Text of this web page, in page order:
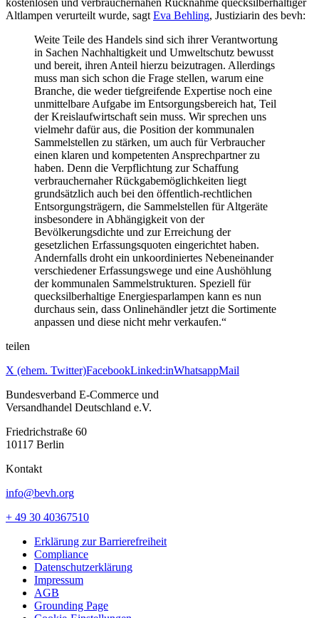
Altlampen verurteilt wurde, sagt Eva Behling, Justiziarin des bevh:
Weite Teile des Handels sind sich ihrer Verantwortung
in Sachen Nachhaltigkeit und Umweltschutz bewusst
und bereit, ihren Anteil hierzu beizutragen. Allerdings
muss man sich schon die Frage stellen, warum eine
Branche, die weder tiefgreifende Expertise noch eine
unmittelbare Aufgabe im Entsorgungsbereich hat, Teil
der Kreislaufwirtschaft sein muss. Wir sprechen uns
vielmehr dafür aus, die Position der kommunalen
Sammelstellen zu stärken, um auch für Verbraucher
einen klaren und kompetenten Ansprechpartner zu
haben. Denn die Verpflichtung zur Schaffung
verbrauchernaher Rückgabemöglichkeiten liegt
grundsätzlich auch bei den öffentlich-rechtlichen
Entsorgungsträgern, die Sammelstellen für Altgeräte
insbesondere in Abhängigkeit von der
Bevölkerungsdichte und zur Erreichung der
gesetzlichen Erfassungsquoten eingerichtet haben.
Andernfalls droht ein unkoordiniertes Nebeneinander
verschiedener Erfassungswege und eine Aushöhlung
der kommunalen Sammelstrukturen. Speziell für
quecksilberhaltige Energiesparlampen kann es nun
durchaus sein, dass Onlinehändler jetzt die Sortimente
anpassen und diese nicht mehr verkaufen.“
teilen
X (ehem. Twitter)FacebookLinked:inWhatsappMail
Bundesverband E-Commerce und
Versandhandel Deutschland e.V.
Friedrichstraße 60
10117 Berlin
Kontakt
info@bevh.org
+ 49 30 40367510
Erklärung zur Barrierefreiheit
Compliance
Datenschutzerklärung
Impressum
AGB
Grounding Page